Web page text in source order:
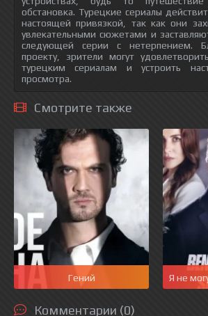
обстановка. Турецкие сериалы
настоящей привязкой, так как они
увлекательными сюжетами и
следующей серии с нетерпением.
проекту, зрители могут
турецким сериалам и устроить
просмотра.
Смотрите также
Гений Я не
Комментарии (0)